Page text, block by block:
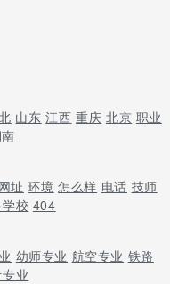
山东 江西 重庆 北京 职业
网址 环境 怎么样 电话 技师
校 404
幼师专业 航空专业 铁路
业